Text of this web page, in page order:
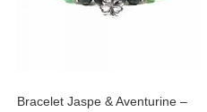
Bracelet Jaspe & Aventurine –